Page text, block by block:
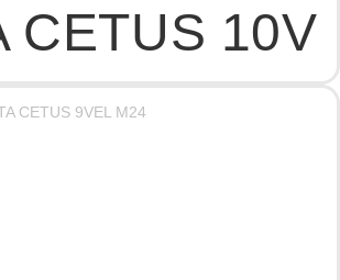
CETUS 10V